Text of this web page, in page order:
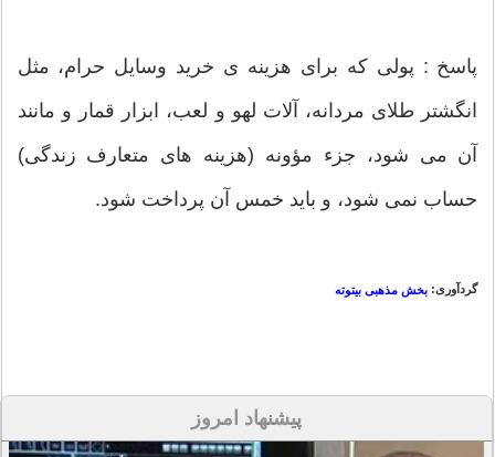
پاسخ : پولی که برای هزینه­ ی خرید وسایل حرام، مثل
انگشتر طلای مردانه، آلات لهو و لعب، ابزار قمار و مانند
آن می شود، جزء مؤونه (هزینه های متعارف زندگی)
حساب نمی شود، و باید خمس آن پرداخت شود.
گردآوری: بخش مذهبی بیتوته
پیشنهاد امروز